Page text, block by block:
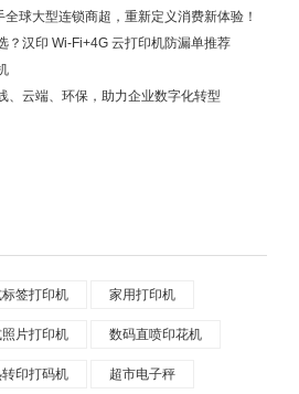
球大型连锁商超，重新定义消费新体验！
？汉印 Wi-Fi+4G 云打印机防漏单推荐
、云端、环保，助力企业数字化转型
签打印机 家用打印机
片打印机 数码直喷印花机
印打码机 超市电子秤